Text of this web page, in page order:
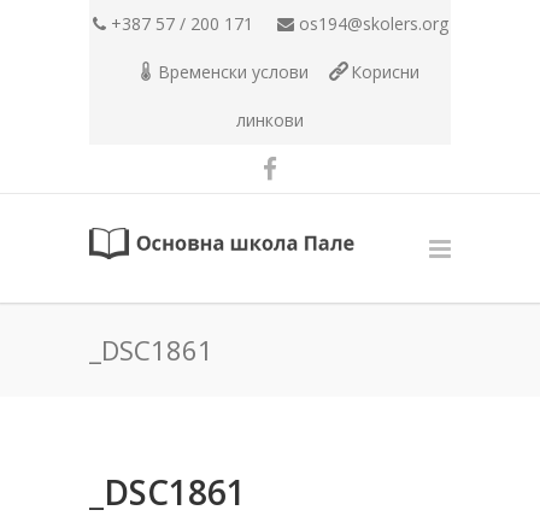
+387 57 / 200 171 os194@skolers.org
Временски услови Корисни
линкови
_DSC1861
_DSC1861